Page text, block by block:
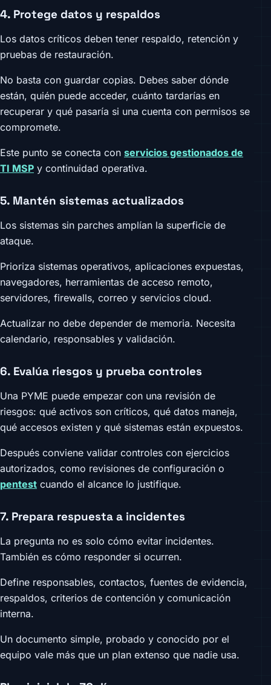
4. Protege datos y respaldos
Los datos críticos deben tener respaldo, retención y
pruebas de restauración.
No basta con guardar copias. Debes saber dónde
están, quién puede acceder, cuánto tardarías en
recuperar y qué pasaría si una cuenta con permisos se
compromete.
Este punto se conecta con servicios gestionados de
TI MSP y continuidad operativa.
5. Mantén sistemas actualizados
Los sistemas sin parches amplían la superficie de
ataque.
Prioriza sistemas operativos, aplicaciones expuestas,
navegadores, herramientas de acceso remoto,
servidores, firewalls, correo y servicios cloud.
Actualizar no debe depender de memoria. Necesita
calendario, responsables y validación.
6. Evalúa riesgos y prueba controles
Una PYME puede empezar con una revisión de
riesgos: qué activos son críticos, qué datos maneja,
qué accesos existen y qué sistemas están expuestos.
Después conviene validar controles con ejercicios
autorizados, como revisiones de configuración o
pentest cuando el alcance lo justifique.
7. Prepara respuesta a incidentes
La pregunta no es solo cómo evitar incidentes.
También es cómo responder si ocurren.
Define responsables, contactos, fuentes de evidencia,
respaldos, criterios de contención y comunicación
interna.
Un documento simple, probado y conocido por el
equipo vale más que un plan extenso que nadie usa.